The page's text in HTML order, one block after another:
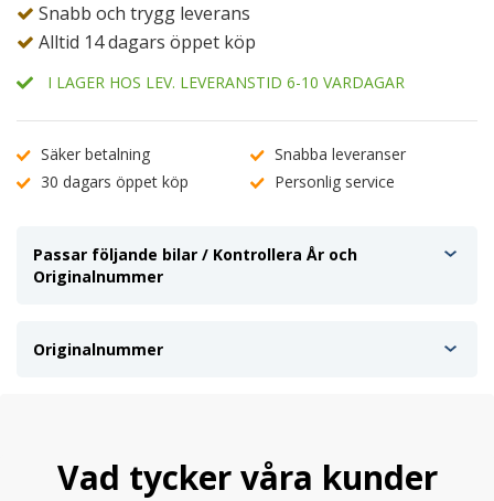
Snabb och trygg leverans
Alltid 14 dagars öppet köp
I LAGER HOS LEV. LEVERANSTID 6-10 VARDAGAR
Säker betalning
Snabba leveranser
30 dagars öppet köp
Personlig service
Passar följande bilar / Kontrollera År och
Originalnummer
Originalnummer
Vad tycker våra kunder